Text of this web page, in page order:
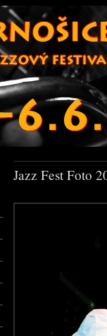
Jazz Fest Foto